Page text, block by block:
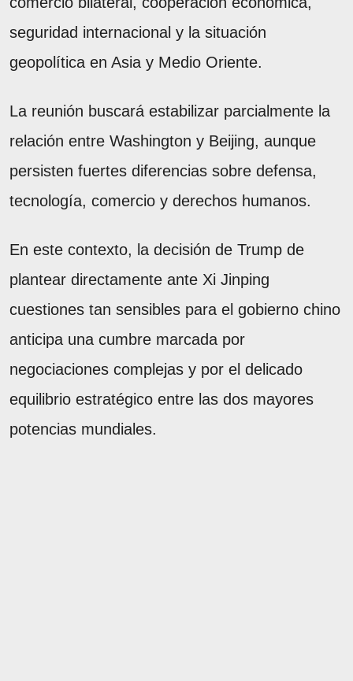
seguridad internacional y la situación
geopolítica en Asia y Medio Oriente.
La reunión buscará estabilizar parcialmente la
relación entre Washington y Beijing, aunque
persisten fuertes diferencias sobre defensa,
tecnología, comercio y derechos humanos.
En este contexto, la decisión de Trump de
plantear directamente ante Xi Jinping
cuestiones tan sensibles para el gobierno chino
anticipa una cumbre marcada por
negociaciones complejas y por el delicado
equilibrio estratégico entre las dos mayores
potencias mundiales.